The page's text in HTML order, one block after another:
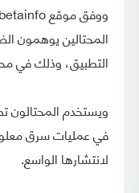
المحتالين يوهمون
التطبيق، وذلك في
ويستخدم المحتالون
في عمليات سرق
لانتشارها الواسع.